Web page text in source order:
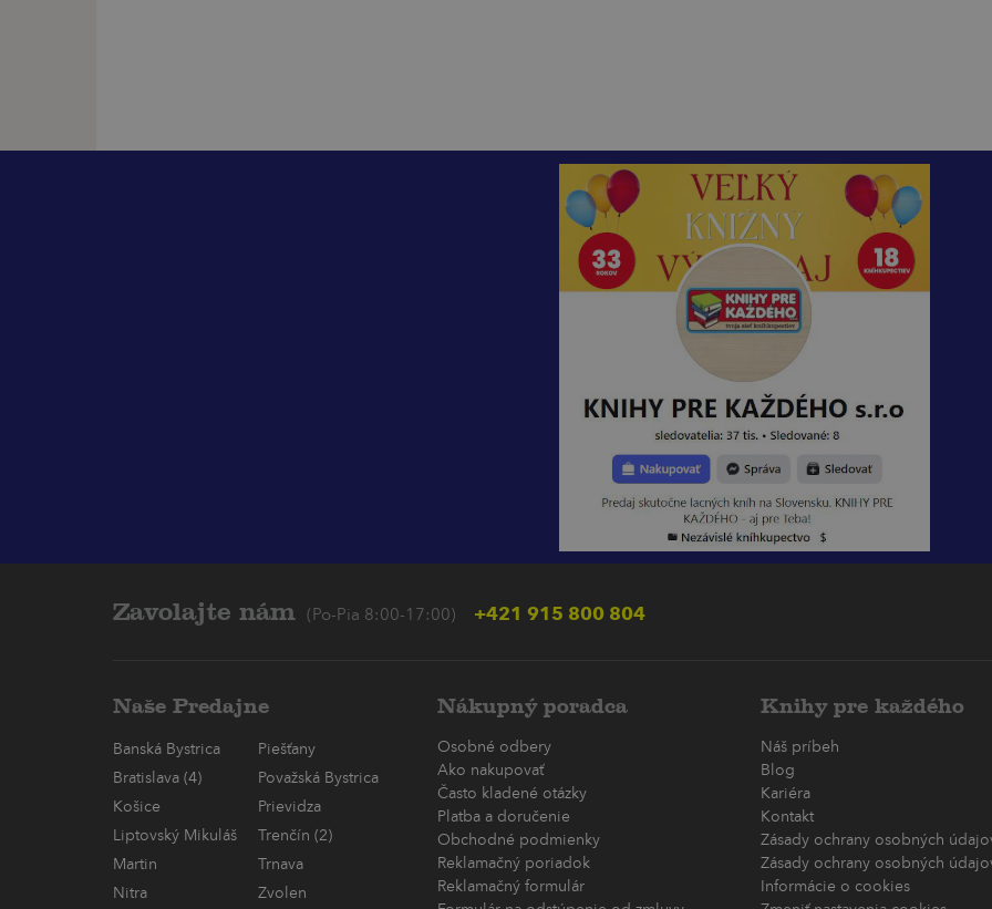
Zavolajte nám (Po-Pia 8:00-17:00) +421 915 800 804
Naše Predajne
Banská Bystrica
Piešťany
Bratislava (4)
Považská Bystrica
Košice
Prievidza
Liptovský Mikuláš
Trenčín (2)
Martin
Trnava
Nitra
Zvolen
Nákupný poradca
Osobné odbery
Ako nakupovať
Často kladené otázky
Platba a doručenie
Obchodné podmienky
Reklamačný poriadok
Reklamačný formulár
Knihy pre každého
Náš príbeh
Blog
Kariéra
Kontakt
Zásady ochrany osobných
Zásady ochrany osobných
Informácie o cookies